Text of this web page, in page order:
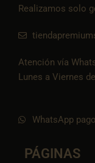
Realizamos solo
Atención vía
Lunes a Viernes
WhatsApp
PÁGINAS